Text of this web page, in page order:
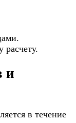
расчету.
и
в течение